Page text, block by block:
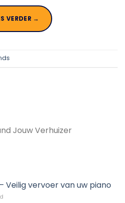
VERDER →
Jouw Verhuizer
Veilig vervoer van uw piano